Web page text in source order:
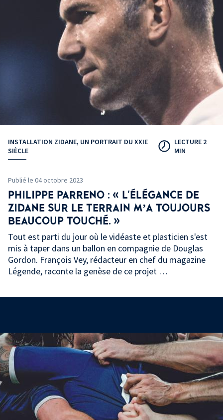
INSTALLATION ZIDANE, UN PORTRAIT DU XXIE
SIÈCLE
LECTURE 2
MIN
Publié le 04 octobre 2023
PHILIPPE PARRENO : « L'ÉLÉGANCE DE
ZIDANE SUR LE TERRAIN M’A TOUJOURS
BEAUCOUP TOUCHÉ. »
Tout est parti du jour où le vidéaste et plasticien s'est
mis à taper dans un ballon en compagnie de Douglas
Gordon. François Vey, rédacteur en chef du magazine
Légende, raconte la genèse de ce projet …